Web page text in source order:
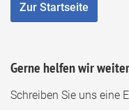
Zur Startseite
Gerne helfen wir
Schreiben Sie uns eine